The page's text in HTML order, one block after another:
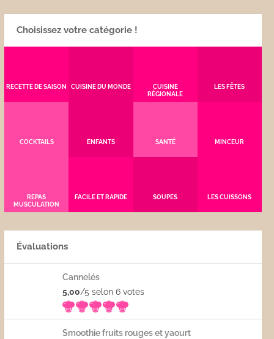
Choisissez votre catégorie !
RECETTE DE SAISON CUISINE DU MONDE
CUISINE
RÉGIONALE
LES FÊTES
COCKTAILS ENFANTS SANTÉ MINCEUR
REPAS
MUSCULATION
FACILE ET RAPIDE SOUPES LES CUISSONS
Évaluations
Cannelés
5,00/5 selon 6votes
Smoothie fruits rouges et yaourt